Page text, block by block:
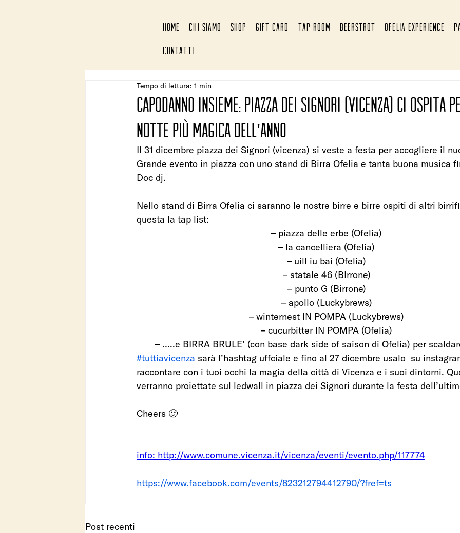
HOME CHI SIAMO SHOP GIFT CARD TAP ROOM BEERSTROT OFELIA EXPERIENCE
CONTATTI
Capodanno insieme: Piazza dei Signori (vicenza) ci ospita
notte più magica dell'anno
Tempo di lettura: 1 min
Il 31 dicembre piazza dei Signori (vicenza) si veste a festa per accogliere il
Grande evento in piazza con uno stand di Birra Ofelia e tanta buona musica
Doc dj.
Nello stand di Birra Ofelia ci saranno le nostre birre e birre ospiti di altri
questa la tap list:
– piazza delle erbe (Ofelia)
– la cancelliera (Ofelia)
– uill iu bai (Ofelia)
– statale 46 (BIrrone)
– punto G (Birrone)
– apollo (Luckybrews)
– winternest IN POMPA (Luckybrews)
– cucurbitter IN POMPA (Ofelia)
– …..e BIRRA BRULE’ (con base dark side of saison di Ofelia) per
#tuttiavicenza sarà l’hashtag uffciale e fino al 27 dicembre usalo  su
raccontare con i tuoi occhi la magia della città di Vicenza e i suoi dintorni.
verranno proiettate sul ledwall in piazza dei Signori durante la festa
Cheers 🙂
info: http://www.comune.vicenza.it/vicenza/eventi/evento.php/117774
https://www.facebook.com/events/823212794412790/?fref=ts
Post recenti